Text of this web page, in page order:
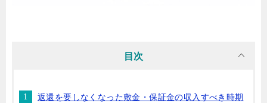
目次
返還を要しなくなった敷金・保証金の収入すべき時期